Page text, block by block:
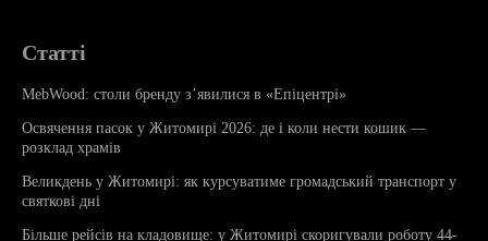
Статті
MebWood: столи бренду з’явилися в «Епіцентрі»
Освячення пасок у Житомирі 2026: де і коли нести кошик —
розклад храмів
Великдень у Житомирі: як курсуватиме громадський транспорт у
святкові дні
Більше рейсів на кладовище: у Житомирі скоригували роботу 44-